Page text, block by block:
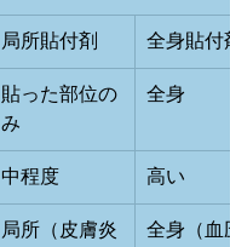
局所貼付剤 全身貼付
貼った部位の
み
全身
中程度 高い
局所（皮膚炎
全身（血